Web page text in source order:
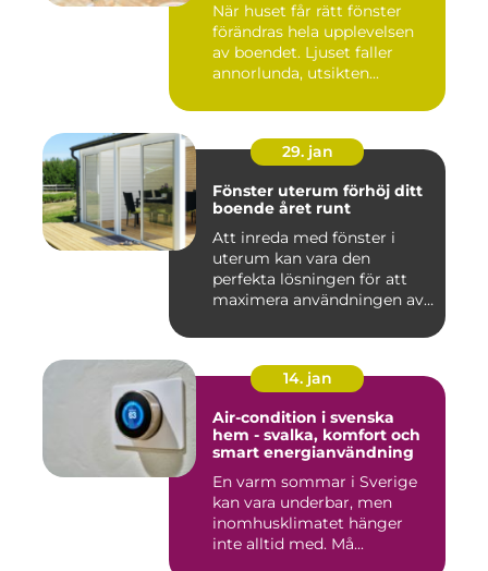
När huset får rätt fönster
förändras hela upplevelsen
av boendet. Ljuset faller
annorlunda, utsikten...
29. jan
Fönster uterum förhöj ditt
boende året runt
Att inreda med fönster i
uterum kan vara den
perfekta lösningen för att
maximera användningen av
14. jan
Air-condition i svenska
hem - svalka, komfort och
smart energianvändning
En varm sommar i Sverige
kan vara underbar, men
inomhusklimatet hänger
inte alltid med. Må...